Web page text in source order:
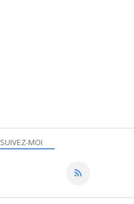
SUIVEZ-MOI